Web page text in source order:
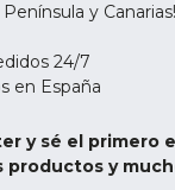
Península y Canarias!
24/7
en España
y sé el primero
productos y